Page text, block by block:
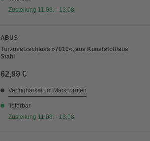
Zustellung 11.08. - 13.08.
ABUS
Türzusatzschloss »7010«, aus Kunststoff/aus
Stahl
62,99 €
Verfügbarkeit im Markt prüfen
lieferbar
Zustellung 11.08. - 13.08.